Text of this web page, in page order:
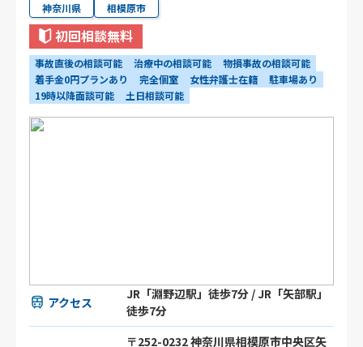
神奈川県 相模原市
初回相談無料
事故直後の相談可能 治療中の相談可能
物損事故の相談可能
着手金0円プランあり
完全個室 女性弁護士在籍
駐車場あり
19時以降面談可能
土日相談可能
アクセス
JR「淵野辺駅」徒歩7分 / JR「矢部駅」
徒歩7分
〒252-0232 神奈川県相模原市中央区矢